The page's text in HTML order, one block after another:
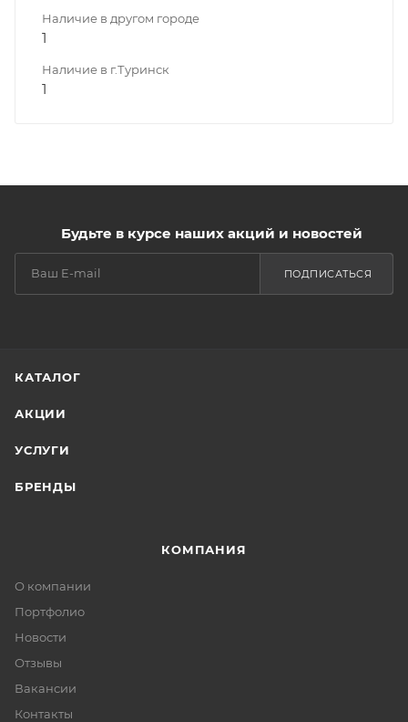
Наличие в другом городе
1
Наличие в г.Туринск
1
Будьте в курсе наших акций и новостей
ПОДПИСАТЬСЯ
КАТАЛОГ
АКЦИИ
УСЛУГИ
БРЕНДЫ
КОМПАНИЯ
О компании
Портфолио
Новости
Отзывы
Вакансии
Контакты